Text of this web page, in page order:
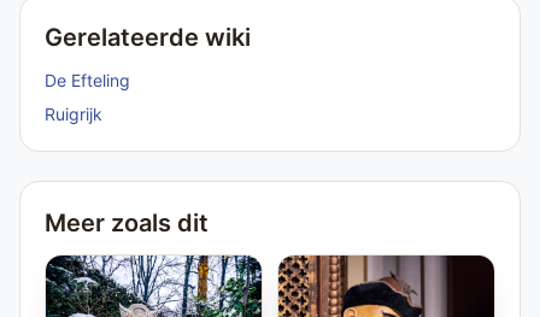
Gerelateerde wiki
De Efteling
Ruigrijk
Meer zoals dit